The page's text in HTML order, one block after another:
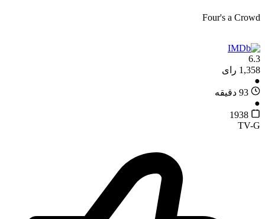
Four's a Crowd
6.3
1,358 رای
●
93 دقیقه
●
1938
TV-G